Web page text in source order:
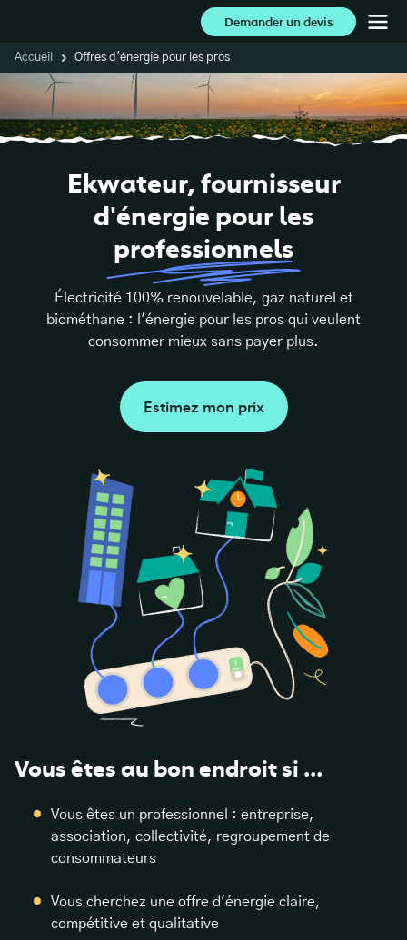
Demander un devis
Accueil Offres d'énergie pour les pros
Ekwateur, fournisseur
d'énergie pour les
professionnels
Électricité 100% renouvelable, gaz naturel et
biométhane : l'énergie pour les pros qui veulent
consommer mieux sans payer plus.
Estimez mon prix
Vous êtes au bon endroit si ...
Vous êtes un professionnel : entreprise,
association, collectivité, regroupement de
consommateurs
Vous cherchez une offre d'énergie claire,
compétitive et qualitative